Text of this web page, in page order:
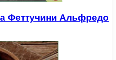
Феттучини Альфредо